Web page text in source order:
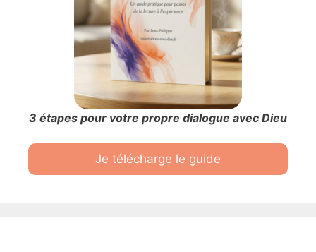
3 étapes pour votre propre dialogue avec Dieu
Je télécharge le guide